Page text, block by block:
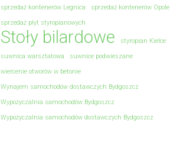
sprzedaż kontenerów Legnica
sprzedaż kontenerów Opole
sprzedaż płyt styropianowych
Stoły bilardowe
styropian Kielce
suwnica warsztatowa
suwnice podwieszane
wiercenie otworów w betonie
Wynajem samochodów dostawczych Bydgoszcz
Wypożyczalnia samochodów Bydgoszcz
Wypożyczalnia samochodów dostawczych Bydgoszcz